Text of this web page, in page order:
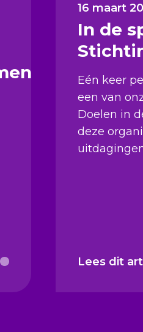
16 maart
In de
Eén keer
een van
Doelen in
deze
Lees dit